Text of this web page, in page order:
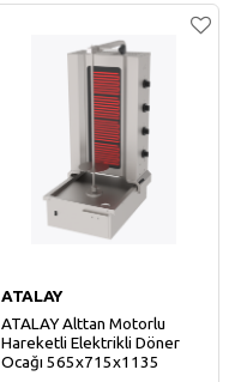
ATALAY
ATALAY Alttan Motorlu
Hareketli Elektrikli Döner
Ocağı 565x715x1135